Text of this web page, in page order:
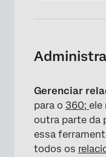
Gerenciar
para o 360; ele
outra parte da
essa
todos os